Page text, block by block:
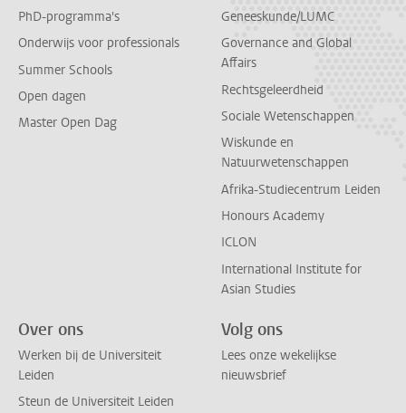
PhD-programma's
Onderwijs voor professionals
Summer Schools
Open dagen
Master Open Dag
Geneeskunde/LUMC
Governance and Global
Affairs
Rechtsgeleerdheid
Sociale Wetenschappen
Wiskunde en
Natuurwetenschappen
Afrika-Studiecentrum Leiden
Honours Academy
ICLON
International Institute for
Asian Studies
Over ons
Werken bij de Universiteit
Leiden
Steun de Universiteit Leiden
Volg ons
Lees onze wekelijkse
nieuwsbrief